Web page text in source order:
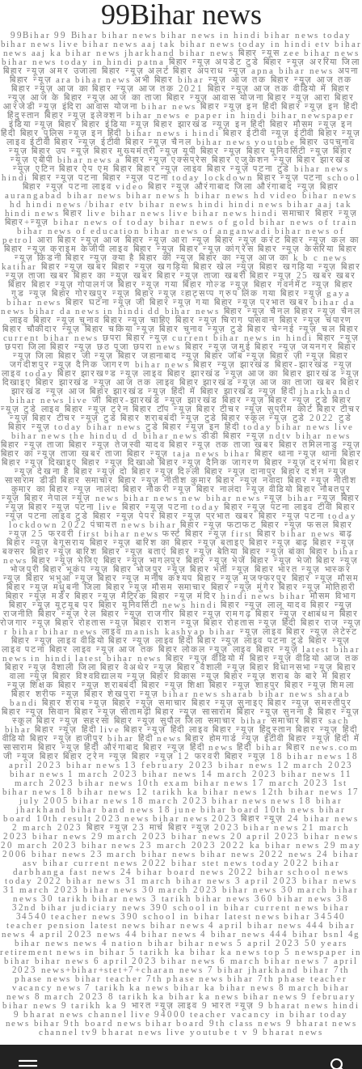
99Bihar news
99Bihar 99 Bihar bihar news bihar news in hindi bihar news today
bihar news live bihar news aaj tak bihar news today in hindi etv bihar
news aaj ka bihar news jharkhand bihar news बिहार न्यूस zee bihar news
bihar news today in hindi patna बिहार न्यूज़ अपडेट टुडे बिहार न्यूज़ अररिया जिला
बिहार न्यूज़ अमर उजाला बिहार न्यूज़ अलर्ट बिहार अपराध न्यूज़ apna bihar news अपना
बिहार न्यूज़ ara bihar news अभी बिहार bihar न्यूज़ आज तक बिहार न्यूज़ आज तक
बिहार न्यूज़ आज का बिहार न्यूज़ आज तक 2021 बिहार न्यूज़ आज तक वीडियो में बिहार
न्यूज़ आज के बिहार न्यूज़ आज का ताजा बिहार न्यूज़ आवास योजना बिहार न्यूज़ आरा बिहार
आरजेडी न्यूज़ इंदिरा आवास योजना bihar news बिहार न्यूज़ इन हिंदी बिहार न्यूज़ इन हिंदी
हिंदुस्तान बिहार न्यूज़ इलेक्शन bihar news e paper in hindi bihar newspaper
इंडिया न्यूज़ बिहार बिहार इंडिया न्यूज़ बिहार झारखंड न्यूज़ इन हिंदी बिहार मौसम न्यूज़ इन
हिंदी बिहार पुलिस न्यूज़ इन हिंदी bihar news i hindi बिहार ईटीवी न्यूज़ ईटीवी बिहार न्यूज़
लाइव ईटीवी बिहार न्यूज़ ईटीवी बिहार न्यूज़ चैनल bihar news youtube बिहार उपचुनाव
न्यूज़ बिहार उप न्यूज़ बिहार मुख्यमंत्री न्यूज़ यूपी बिहार न्यूज़ बिहार यूनिवर्सिटी न्यूज़ बिहार
न्यूज़ एबीपी bihar news a बिहार न्यूज़ एक्सप्रेस बिहार एजुकेशन न्यूज़ बिहार झारखंड
न्यूज़ एटिन बिहार ऐप एम बिहार बिहार न्यूज़ लाइव बिहार न्यूज़ पटना टुडे bihar news
hindi बिहार न्यूज़ पटना बिहार न्यूज़ पटना today lockdown बिहार न्यूज़ पटना school
बिहार न्यूज़ पटना लाइव video बिहार न्यूज़ औरंगाबाद जिला औरंगाबाद न्यूज़ बिहार
aurangabad bihar news bihar news h bihar news hd video bihar news
hd hindi news /bihar etv bihar news hindi hindi news bihar aaj tak
hindi news बिहार live bihar news live bihar news hindi समाचार बिहार न्यूज़
बिहार+न्यूज़ bihar news of today bihar news of gold bihar news of train
bihar news of education bihar news of anganwadi bihar news of
petrol आरा बिहार न्यूज़ आज बिहार न्यूज़ आरा न्यूज़ बिहार न्यूज़ करंट बिहार न्यूज़ कल का
बिहार न्यूज़ क्राइम केजीपी लाइव बिहार न्यूज़ बिहार न्यूज़ कांग्रेस बिहार न्यूज़ केसरिया बिहार
न्यूज़ किडनी बिहार न्यूज़ क्या है बिहार की न्यूज़ बिहार का न्यूज़ आज का k b c news
katihar बिहार न्यूज़ खबर बिहार न्यूज़ खगड़िया बिहार खेल न्यूज़ बिहार खगड़िया न्यूज़ बिहार
न्यूज़ ताजा खबर बिहार का न्यूज़ खबर बिहार न्यूज़ ताजा खबरी बिहार न्यूज़ 25 खबर खबर
बिहार बिहार न्यूज़ गोपालगंज बिहार न्यूज़ गया बिहार गोल्ड न्यूज़ बिहार गवर्नमेंट न्यूज़ बिहार
गुड न्यूज़ बिहार गोरखपुर न्यूज़ बिहार न्यूज़ व्हाट्सप्प ग्रुप लिंक गया बिहार न्यूज़ gaya
bihar news बिहार घटना न्यूज़ जी बिहार न्यूज़ गया बिहार न्यूज़ प्रभात खबर bihar da
news bihar da news in hindi dd bihar news बिहार न्यूज़ चैनल बिहार न्यूज़ चैनल
लाइव बिहार न्यूज़ चुनाव बिहार न्यूज़ चाहिए बिहार न्यूज़ चिराग पासवान बिहार न्यूज़ चंपारण
बिहार चौकीदार न्यूज़ बिहार चकिया न्यूज़ बिहार चुनाव न्यूज़ टुडे बिहार चेन्नई न्यूज़ चल बिहार
current bihar news छपरा बिहार न्यूज़ current bihar news in hindi बिहार न्यूज़
छपरा जिला बिहार न्यूज़ छठ पूजा छपरा news बिहार न्यूज़ जमुई बिहार न्यूज़ जयनगर बिहार
न्यूज़ जिला बिहार जी न्यूज़ बिहार जहानाबाद न्यूज़ बिहार जॉब न्यूज़ बिहार ज़ी न्यूज़ बिहार
जगदीशपुर न्यूज़ दैनिक जागरण bihar news बिहार न्यूज़ झारखंड बिहार-झारखंड न्यूज़
लाइव today बिहार झारखण्ड न्यूज़ लाइव बिहार झारखंड न्यूज़ आज का बिहार झारखंड न्यूज़
दिखाइए बिहार झारखंड न्यूज़ आज तक लाइव बिहार झारखंड न्यूज़ आज का ताजा खबर बिहार
झारखंड न्यूज़ आज बिहार झारखंड न्यूज़ हिंदी में बिहार झारखंड न्यूज़ हिंदी jharkhand
bihar news live जी बिहार-झारखंड न्यूज़ झारखंड बिहार न्यूज़ बिहार न्यूज़ टुडे बिहार
न्यूज़ टुडे लाइव बिहार न्यूज़ ट्रेन बिहार टॉप न्यूज़ बिहार टीचर न्यूज़ सुप्रीम कोर्ट बिहार टीचर
न्यूज़ बिहार टीचर न्यूज़ टुडे बिहार शराबबंदी न्यूज़ टुडे बिहार स्कूल न्यूज़ टुडे 2022 टुडे
बिहार न्यूज़ today bihar news टुडे बिहार न्यूज़ इन हिंदी today bihar news live
bihar news the hindu d d bihar news डीडी बिहार न्यूज़ ndtv bihar news
बिहार न्यूज़ ताजा बिहार न्यूज़ तेजस्वी यादव बिहार न्यूज़ तक ताजा खबर बिहार तमिलनाडु न्यूज़
बिहार का न्यूज़ ताजा खबर ताजा बिहार न्यूज़ taja news bihar बिहार थाना न्यूज़ थाना बिहार
बिहार न्यूज़ दिखाइए बिहार न्यूज़ दिखाओ बिहार न्यूज़ दैनिक जागरण बिहार न्यूज़ दरभंगा बिहार
न्यूज़ देखना है बिहार न्यूज़ दो बिहार न्यूज़ दिल्ली बिहार न्यूज़ दानापुर बिहार दर्शन न्यूज़
सासाराम डीडी बिहार समाचार बिहार न्यूज़ नीतीश कुमार बिहार न्यूज़ नवादा बिहार न्यूज़ नीतीश
कुमार का बिहार न्यूज़ नालंदा बिहार नौकरी न्यूज़ बिहार नालंदा न्यूज़ वीडियो बिहार नौबतपुर
न्यूज़ बिहार नेपाल न्यूज़ news bihar news new bihar news न्यूज़ bihar न्यूज़ बिहार
न्यूज़ बिहार न्यूज़ पटना live बिहार न्यूज़ पटना today बिहार न्यूज़ पटना लाइव टीवी बिहार
न्यूज़ पटना लाइव टुडे बिहार न्यूज़ पेपर बिहार न्यूज़ प्रभात खबर बिहार न्यूज़ पटना today
lockdown 2022 पंचायत news bihar बिहार न्यूज़ फटाफट बिहार न्यूज़ फसल बिहार
न्यूज़ 25 फरवरी first bihar news फर्स्ट बिहार न्यूज़ first बिहार bihar news बाढ़
बिहार न्यूज़ बेगूसराय बिहार न्यूज़ बारिश का बिहार न्यूज़ बताइए बिहार न्यूज़ बाढ़ बिहार न्यूज़
बक्सर बिहार न्यूज़ बारिश बिहार न्यूज़ बताएं बिहार न्यूज़ बेतिया बिहार न्यूज़ बांका बिहार bihar
news बिहार न्यूज़ भेजिए बिहार न्यूज़ भागलपुर बिहार न्यूज़ भेजें बिहार न्यूज़ भेजो बिहार न्यूज़
भोजपुरी बिहार भूकंप न्यूज़ बिहार भोजपुर न्यूज़ बिहार भर्ती न्यूज़ बिहार भारत न्यूज़ भास्कर
न्यूज़ बिहार भभुआ न्यूज़ बिहार न्यूज़ मनीष कश्यप बिहार न्यूज़ मुजफ्फरपुर बिहार न्यूज़ मौसम
बिहार न्यूज़ मधुबनी जिला बिहार न्यूज़ मौसम समाचार बिहार न्यूज़ मुंगेर बिहार न्यूज़ मोतिहारी
बिहार न्यूज़ मर्डर बिहार न्यूज़ मैट्रिक बिहार न्यूज़ मंदिर hindi news bihar मौसम विभाग
बिहार न्यूज़ यूट्यूब पर बिहार यूनिवर्सिटी news hindi बिहार न्यूज़ लालू यादव बिहार न्यूज़
राजनीति बिहार न्यूज़ रेल बिहार न्यूज़ राजगीर बिहार न्यूज़ रामगढ़ बिहार न्यूज़ रक्षाबंधन बिहार
रोजगार न्यूज़ बिहार रोहतास न्यूज़ बिहार राशन न्यूज़ बिहार रोहतास न्यूज़ हिंदी बिहार राज न्यूज़
r bihar bihar news लाइव manish kashyap bihar न्यूज़ लाइव बिहार न्यूज़ लेटेस्ट
बिहार न्यूज़ लाइव वीडियो बिहार न्यूज़ लाइव हिंदी बिहार न्यूज़ लाइव पटना टुडे बिहार न्यूज़
लाइव पटना बिहार लाइव न्यूज़ आज तक बिहार लोकल न्यूज़ लाइव बिहार न्यूज़ latest bihar
news in hindi latest bihar news बिहार न्यूज़ वीडियो में बिहार न्यूज़ वीडियो आज तक
बिहार न्यूज़ वैशाली जिला बिहार वेअथेर न्यूज़ बिहार वैशाली न्यूज़ बिहार विधानसभा न्यूज़ बिहार
वाला न्यूज़ बिहार विश्वविद्यालय न्यूज़ बिहार विकास न्यूज़ बिहार न्यूज़ शराब के बारे में बिहार
न्यूज़ शिक्षक बिहार न्यूज़ शराबबंदी बिहार न्यूज़ शिक्षा बिहार न्यूज़ शाहपुर बिहार न्यूज़ शिमला
बिहार शरीफ न्यूज़ बिहार शेखपुरा न्यूज़ bihar news sharab bihar news sharab
bandi बिहार शराब न्यूज़ बिहार न्यूज़ समाचार बिहार न्यूज़ सुनाइए बिहार न्यूज़ समस्तीपुर
बिहार न्यूज़ सिवान बिहार न्यूज़ सीतामढ़ी बिहार न्यूज़ सासाराम बिहार न्यूज़ सुनना है बिहार न्यूज़
स्कूल बिहार न्यूज़ सहरसा बिहार न्यूज़ सुपौल जिला समाचार bihar समाचार बिहार sach
bihar बिहार न्यूज़ हिंदी live बिहार न्यूज़ हिंदी लाइव बिहार न्यूज़ हिंदुस्तान बिहार न्यूज़ हिंदी
वीडियो बिहार न्यूज़ हाजीपुर bihar हिंदी news बिहार होमगार्ड न्यूज़ ईटीवी बिहार न्यूज़ हिंदी में
सासाराम बिहार न्यूज़ हिंदी औरंगाबाद बिहार न्यूज़ हिंदी news हिंदी bihar बिहार news.com
जी न्यूज बिहार बिहार ट्रेन न्यूज़ बिहार न्यूज़ 12 फरवरी बिहार न्यूज़ 18 bihar news 18
april 2023 bihar news 13 february 2023 bihar news 12 march 2023
bihar news 1 march 2023 bihar news 14 march 2023 bihar news 11
march 2023 bihar news 10th exam bihar news 17 march 2023 1st
bihar news 18 bihar news 12 tarikh ka bihar news 12th bihar news 17
july 2005 bihar news 18 march 2023 bihar news news 18 bihar
jharkhand bihar band news 18 june bihar board 10th news bihar
board 10th result 2023 news bihar news 2023 बिहार न्यूज़ 24 bihar news
2 march 2023 बिहार न्यूज़ 23 मार्च बिहार न्यूज़ 2023 bihar news 21 march
2023 bihar news 29 march 2023 bihar news 20 april 2023 bihar news
20 march 2023 bihar news 23 march 2023 2022 ka bihar news 29 may
2006 bihar news 23 march bihar news bihar news 2022 news 24 bihar
asv bihar current news 2022 bihar stet news today 2022 bihar
darbhanga fast news 24 bihar board news 2022 bihar school news
today 2022 bihar news 31 march bihar news 3 april 2023 bihar news
31 march 2023 bihar news 30 march 2023 bihar news 30 march bihar
news 30 tarikh bihar news 3 tarikh bihar news 360 bihar news 38
32nd bihar judiciary news 390 school in bihar current news bihar
34540 teacher news 390 school in bihar latest news bihar 34540
teacher pension latest news bihar news 4 april bihar news 444 bihar
news 4 april 2023 news 44 bihar news 4 bihar news 444 bihar bsnl 4g
bihar news news 4 nation bihar bihar news 5 april 2023 50 years
retirement news in bihar 5 tarikh ka bihar ka news top 5 newspaper in
bihar bihar news 6 april 2023 bihar news 6 march bihar news 7 april
2023 news+bihar+stet+7+charan news 7 bihar jharkhand bihar 7th
phase news bihar teacher 7th phase news bihar 7th phase teacher
vacancy news 7 tarikh ka news bihar ka bihar news 8 march bihar
news 8 march 2023 8 tarikh ka bihar ka news bihar news 9 february
bihar news 9 tarikh ka 9 भारत न्यूज़ लाइव 9 भारत न्यूज़ 9 bharat news hindi
9 bharat news channel live 94000 teacher vacancy in bihar today
news bihar 9th board news bihar board 9th class news 9 bharat news
channel tv9 bharat news live youtube t v 9 bharat news